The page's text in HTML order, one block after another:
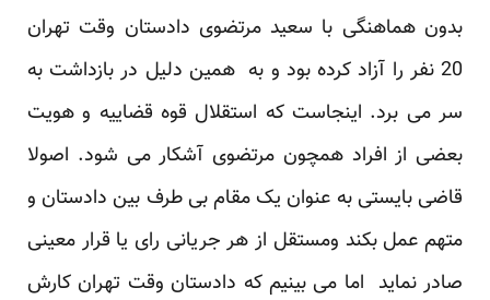
بدون هماهنگی با سعید مرتضوی دادستان وقت تهران
20 نفر را آزاد کرده بود و به همین دلیل در بازداشت به
سر می برد. اینجاست که استقلال قوه قضاییه و هویت
بعضی از افراد همچون مرتضوی آشکار می شود. اصولا
قاضی بایستی به عنوان یک مقام بی طرف بین دادستان و
متهم عمل بکند ومستقل از هر جریانی رای یا قرار معینی
صادر نماید اما می بینیم که دادستان وقت تهران کارش